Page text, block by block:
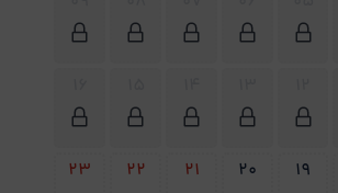
19
20
21
22
23